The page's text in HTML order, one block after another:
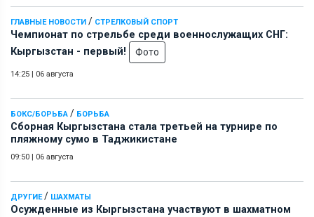
ГЛАВНЫЕ НОВОСТИ / СТРЕЛКОВЫЙ СПОРТ
Чемпионат по стрельбе среди военнослужащих СНГ:
Кыргызстан - первый!
Фото
14:25 | 06 августа
БОКС/БОРЬБА / БОРЬБА
Сборная Кыргызстана стала третьей на турнире по
пляжному сумо в Таджикистане
09:50 | 06 августа
ДРУГИЕ/ ШАХМАТЫ
Осужденные из Кыргызстана участвуют в шахматном